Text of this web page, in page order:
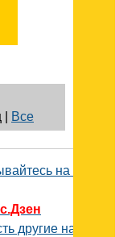
Все
на наш
другие наши